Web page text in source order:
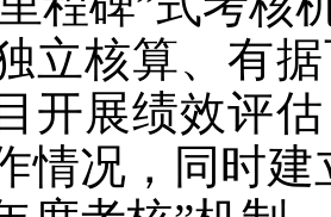
立核算、有
开展绩效评
情况，同时